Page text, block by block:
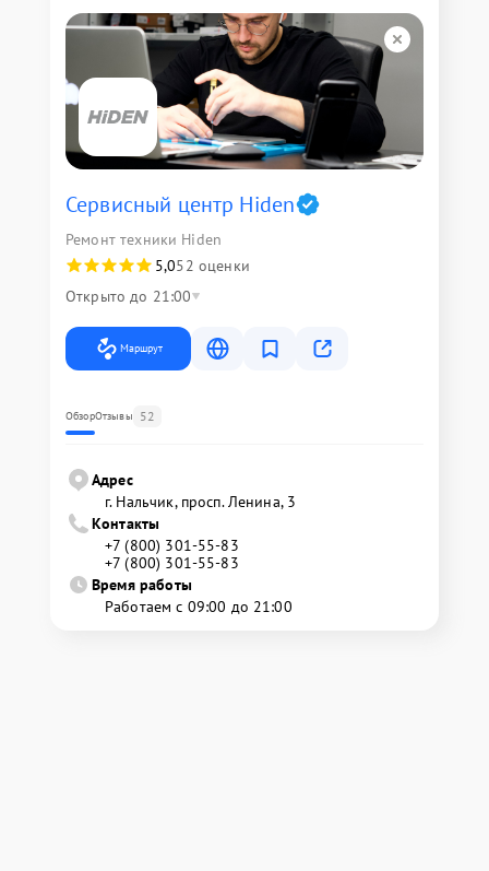
Сервисный центр Hiden
Ремонт техники Hiden
5,052 оценки
Открыто до 21:00
Маршрут
ОбзорОтзывы 52
Адрес
г. Нальчик, просп. Ленина, 3
Контакты
+7 (800) 301-55-83
+7 (800) 301-55-83
Время работы
Работаем с 09:00 до 21:00